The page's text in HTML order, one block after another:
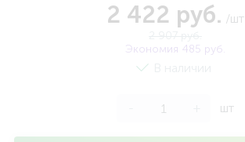
2 422 руб. /шт
Экономия 485 руб.
шт